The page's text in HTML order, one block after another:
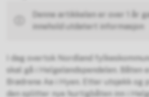
Denne artikkelen er over 1 år
innehold utdatert informasjon
I dag overtok Nordland
skal gå i Helgelandspendelen. Båten
Brødrene Aa i Hyen. Etter utsjekk og
den splitter nye hurtigbåten inn i